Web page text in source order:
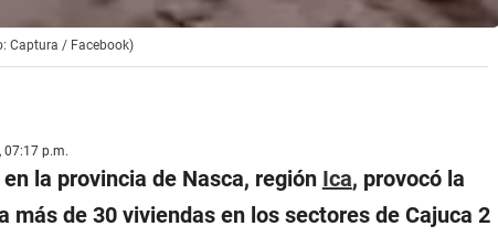
Captura / Facebook)
p.m.
la provincia de Nasca, región Ica, provocó la
más de 30 viviendas en los sectores de Cajuca 2